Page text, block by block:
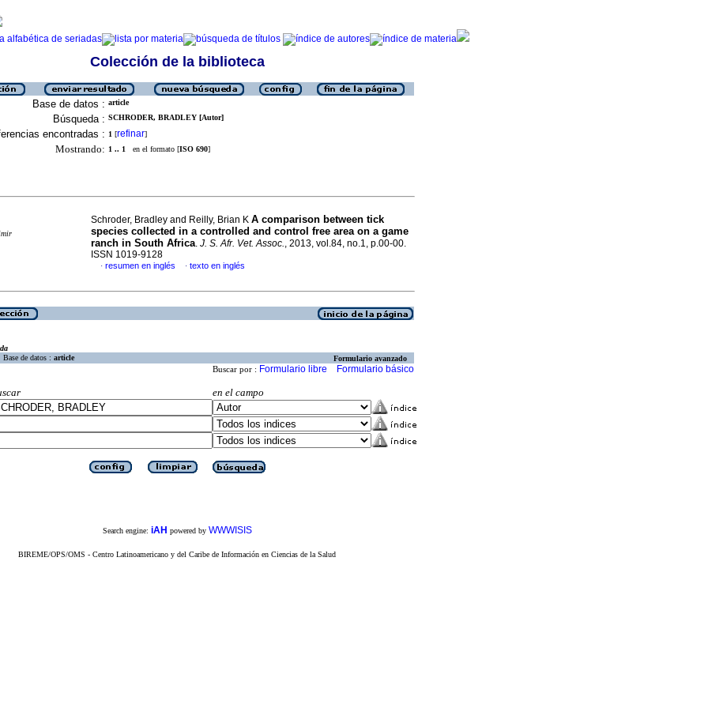
Colección de la biblioteca
Base de datos : article
Búsqueda : SCHRODER, BRADLEY [Autor]
encontradas : 1 [refinar]
Mostrando: 1 .. 1 en el formato [ISO 690]
Schroder, Bradley and Reilly, Brian K A comparison between tick
species collected in a controlled and control free area on a game
ranch in South Africa. J. S. Afr. Vet. Assoc., 2013, vol.84, no.1, p.00-00.
ISSN 1019-9128
· resumen en inglés · texto en inglés
Base de datos : article Formulario avanzado
Buscar por : Formulario libre Formulario básico
en el campo
Search engine: iAH powered by WWWISIS
BIREME/OPS/OMS - Centro Latinoamericano y del Caribe de Información en Ciencias de la Salud